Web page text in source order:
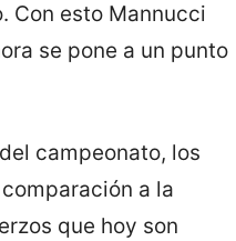
Con esto Mannucci
se pone a un punto
campeonato, los
a la
que hoy son